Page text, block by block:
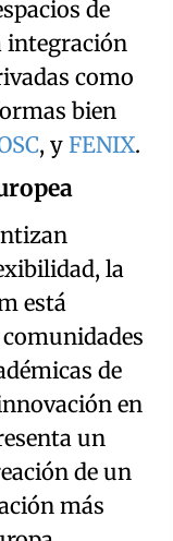
de
integración
como
bien
, y FENIX.
la
está
de
en
un
de un
más